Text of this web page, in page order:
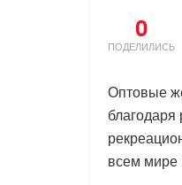
0
ПОДЕЛИЛИСЬ
Оптовые
всем мире